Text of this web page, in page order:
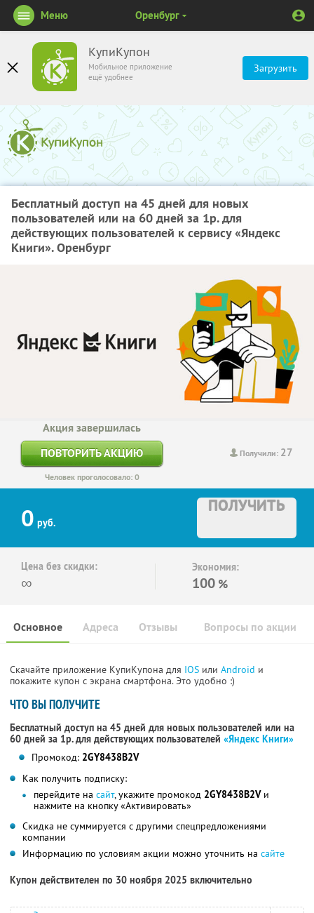
КупиКупон
Мобильное приложение
ещё удобнее
Загрузить
Меню Оренбург
Бесплатный доступ на 45 дней для новых
пользователей или на 60 дней за 1р. для
действующих пользователей к сервису «Яндекс
Книги». Оренбург
Получили: 27
Акция завершилась
ПОВТОРИТЬ АКЦИЮ
Человек проголосовало: 0
0 руб.
ПОЛУЧИТЬ
Цена без скидки:
∞
Экономия:
100 %
Основное Отзывы Вопросы по акции
Адреса
Скачайте приложение КупиКупона для IOS или Android и
покажите купон с экрана смартфона. Это удобно :)
ЧТО ВЫ ПОЛУЧИТЕ
Бесплатный доступ на 45 дней для новых пользователей или на
60 дней за 1р. для действующих пользователей «Яндекс Книги»
Промокод: 2GY8438B2V
Как получить подписку:
перейдите на сайт, укажите промокод 2GY8438B2Vи
нажмите на кнопку «Активировать»
Скидка не суммируется с другими спецпредложениями
компании
Информацию по условиям акции можно уточнить на сайте
Купон действителен по 30 ноября 2025 включительно